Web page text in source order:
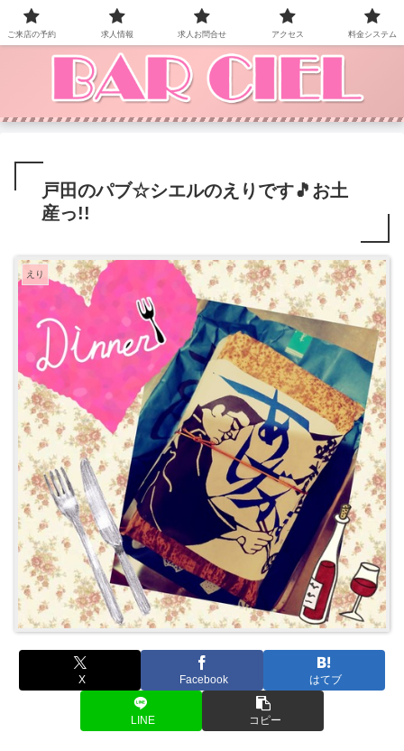
BAR CIEL！ご来店お待ちしています。
戸田のパブ☆シエルのえりです🎵お土
産っ!!
えり
X Facebook はてブ
LINE コピー
ご来店の予約 求人情報 求人お問合せ アクセス 料金システム